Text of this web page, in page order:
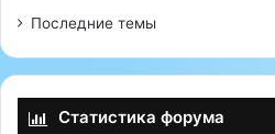
Последние темы
Статистика форума